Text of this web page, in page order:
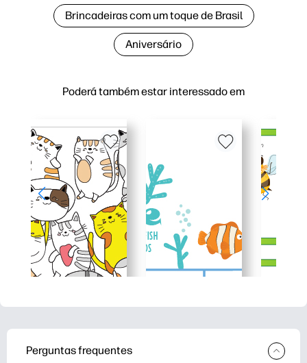
Poderá também estar interessado em
Brincadeiras com um toque de Brasil
Aniversário
Perguntas frequentes